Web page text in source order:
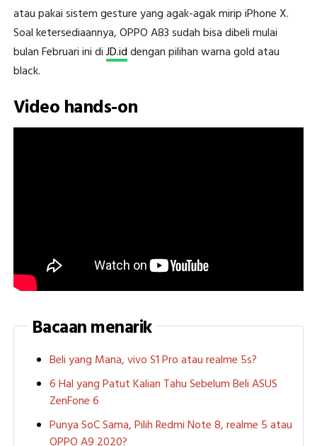
atau pakai sistem gesture yang agak-agak mirip iPhone X.
Soal ketersediaannya, OPPO A83 sudah bisa dibeli mulai
bulan Februari ini diJD.iddengan pilihan warna gold atau
black.
Video hands-on
Bacaan menarik
Beli yang Mana, vivo S1 Pro atau realme 5s?
6 Hal yang Patut Kalian Tahu Sebelum Beli ASUS
ZenFone 6
Punya SoC Sama, Pilih Redmi Note 8, realme 5 atau